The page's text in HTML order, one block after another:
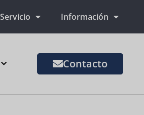
Servicio Información
Contacto